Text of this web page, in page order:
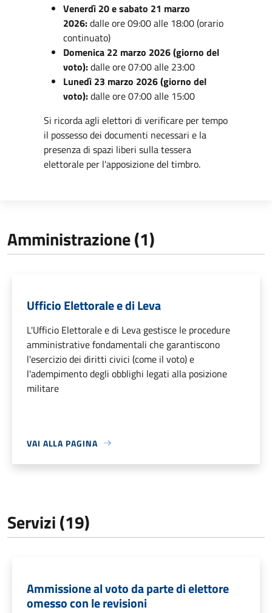
Venerdì 20 e sabato 21 marzo
2026:dalle ore 09:00 alle 18:00 (orario
continuato)
Domenica 22 marzo 2026 (giorno del
voto):dalle ore 07:00 alle 23:00
Lunedì 23 marzo 2026 (giorno del
voto):dalle ore 07:00 alle 15:00
Si ricorda agli elettori di verificare per tempo
il possesso dei documenti necessari e la
presenza di spazi liberi sulla tessera
elettorale per l'apposizione del timbro.
Amministrazione (1)
Ufficio Elettorale e di Leva
L'Ufficio Elettorale e di Leva gestisce le procedure
amministrative fondamentali che garantiscono
l'esercizio dei diritti civici (come il voto) e
l'adempimento degli obblighi legati alla posizione
militare
VAI ALLA PAGINA
Servizi (19)
Ammissione al voto da parte di elettore
omesso con le revisioni